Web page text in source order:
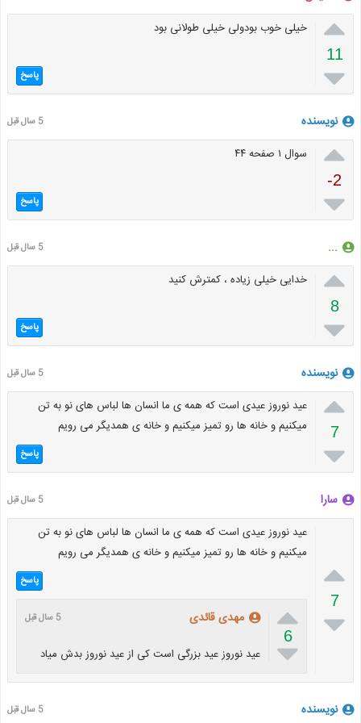

11

خیلی خوب بودولی خیلی طولانی بود
پاسخ
نویسنده 5 سال قبل

-2

سوال ۱ صفحه ۴۴
پاسخ
... 5 سال قبل

8

خدایی خیلی زیاده ، کمترش کنید
پاسخ
نویسنده 5 سال قبل

7

عید نوروز عیدی است که همه ی ما انسان ها لباس های نو به تن
میکنیم و خانه ها رو تمیز میکنیم و خانه ی همدیگر می رویم
پاسخ
سارا 5 سال قبل

7

عید نوروز عیدی است که همه ی ما انسان ها لباس های نو به تن
میکنیم و خانه ها رو تمیز میکنیم و خانه ی همدیگر می رویم
پاسخ

6

مهدی قائدی 5 سال قبل
عید نوروز عید بزرگی است کی از عید نوروز بدش میاد
نویسنده 5 سال قبل